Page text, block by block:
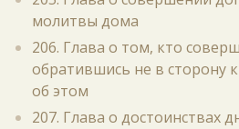
молитвы дома
206. Глава о том, кто
обратившись не в сторону
об этом
207. Глава о достоинствах